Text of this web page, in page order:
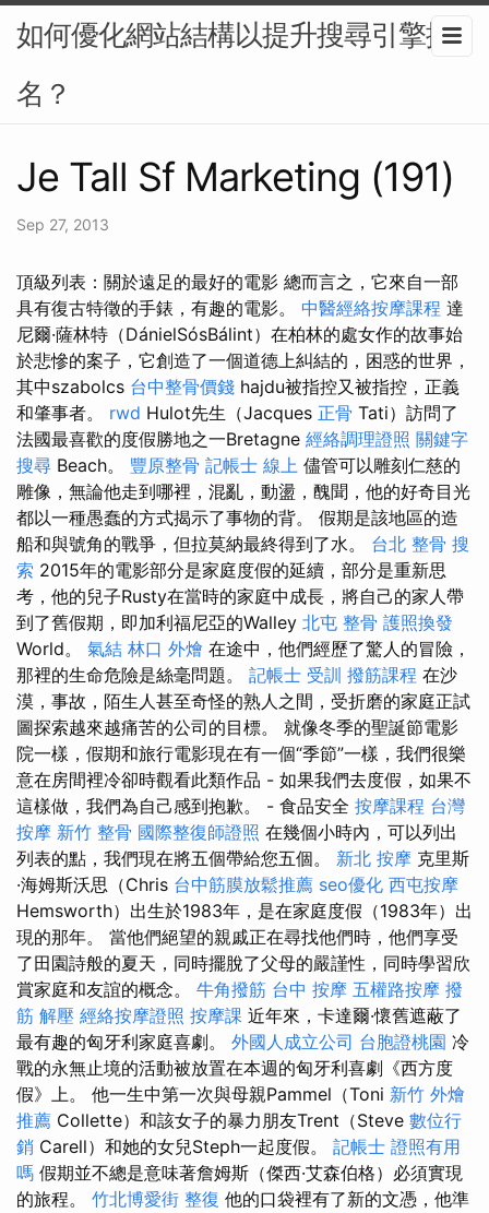
如何優化網站結構以提升搜尋引擎排
名？
Je Tall Sf Marketing (191)
Sep 27, 2013
頂級列表：關於遠足的最好的電影 總而言之，它來自一部
具有復古特徵的手錶，有趣的電影。 中醫經絡按摩課程 達
尼爾·薩林特（DánielSósBálint）在柏林的處女作的故事始
於悲慘的案子，它創造了一個道德上糾結的，困惑的世界，
其中szabolcs 台中整骨價錢 hajdu被指控又被指控，正義
和肇事者。 rwd Hulot先生（Jacques 正骨 Tati）訪問了
法國最喜歡的度假勝地之一Bretagne 經絡調理證照 關鍵字
搜尋 Beach。 豐原整骨 記帳士 線上 儘管可以雕刻仁慈的
雕像，無論他走到哪裡，混亂，動盪，醜聞，他的好奇目光
都以一種愚蠢的方式揭示了事物的背。 假期是該地區的造
船和與號角的戰爭，但拉莫納最終得到了水。 台北 整骨 搜
索 2015年的電影部分是家庭度假的延續，部分是重新思
考，他的兒子Rusty在當時的家庭中成長，將自己的家人帶
到了舊假期，即加利福尼亞的Walley 北屯 整骨 護照換發
World。 氣結 林口 外燴 在途中，他們經歷了驚人的冒險，
那裡的生命危險是絲毫問題。 記帳士 受訓 撥筋課程 在沙
漠，事故，陌生人甚至奇怪的熟人之間，受折磨的家庭正試
圖探索越來越痛苦的公司的目標。 就像冬季的聖誕節電影
院一樣，假期和旅行電影現在有一個“季節”一樣，我們很樂
意在房間裡冷卻時觀看此類作品 - 如果我們去度假，如果不
這樣做，我們為自己感到抱歉。 - 食品安全 按摩課程 台灣
按摩 新竹 整骨 國際整復師證照 在幾個小時內，可以列出
列表的點，我們現在將五個帶給您五個。 新北 按摩 克里斯
·海姆斯沃思（Chris 台中筋膜放鬆推薦 seo優化 西屯按摩
Hemsworth）出生於1983年，是在家庭度假（1983年）出
現的那年。 當他們絕望的親戚正在尋找他們時，他們享受
了田園詩般的夏天，同時擺脫了父母的嚴謹性，同時學習欣
賞家庭和友誼的概念。 牛角撥筋 台中 按摩 五權路按摩 撥
筋 解壓 經絡按摩證照 按摩課 近年來，卡達爾·懷舊遮蔽了
最有趣的匈牙利家庭喜劇。 外國人成立公司 台胞證桃園 冷
戰的永無止境的活動被放置在本週的匈牙利喜劇《西方度
假》上。 他一生中第一次與母親Pammel（Toni 新竹 外燴
推薦 Collette）和該女子的暴力朋友Trent（Steve 數位行
銷 Carell）和她的女兒Steph一起度假。 記帳士 證照有用
嗎 假期並不總是意味著詹姆斯（傑西·艾森伯格）必須實現
的旅程。 竹北博愛街 整復 他的口袋裡有了新的文憑，他準